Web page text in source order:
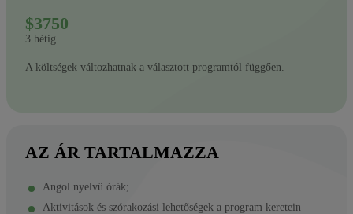
$3750
3 hétig
A költségek változhatnak a választott programtól függően.
AZ ÁR TARTALMAZZA
Angol nyelvű órák;
Aktivitások és szórakozási lehetőségek a program keretein